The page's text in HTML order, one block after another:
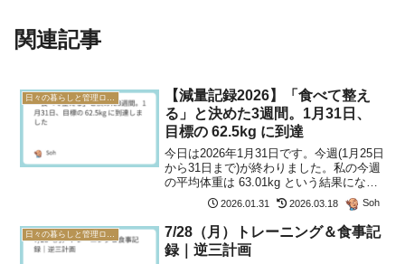
関連記事
【減量記録2026】「食べて整え
る」と決めた3週間。1月31日、
目標の 62.5kg に到達
今日は2026年1月31日です。今週(1月25日
から31日まで)が終わりました。私の今週
の平均体重は 63.01kg という結果になり
ました。前週の 63.36kg と比較して、
−0.35kg の減少となります。期間平均体
重増減2026年1...
2026.01.31 2026.03.18 Soh
日々の暮らしと管理ログ(2026年)
7/28（月）トレーニング＆食事記
録｜逆三計画